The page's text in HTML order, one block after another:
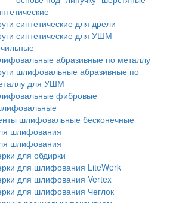
синтетические для дрели
синтетические для УШМ
абразивные по металлу
шлифовальные абразивные по
для УШМ
фибровые
шлифовальные бесконечные
шлифования
шлифования
для обдирки
для шлифования LiteWerk
для шлифования Vertex
для шлифования Чеглок